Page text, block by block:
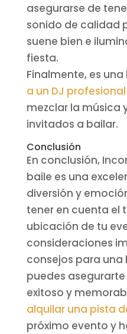
asegurarse de
sonido de calidad
suene bien e
fiesta.
Finalmente, es
a un DJ profesional
mezclar la música
invitados a bailar.
Conclusión
En conclusión,
baile es una
diversión y
tener en cuenta el
ubicación de tu
consideraciones
consejos para una
puedes
exitoso y
alquilar una pista
próximo evento y